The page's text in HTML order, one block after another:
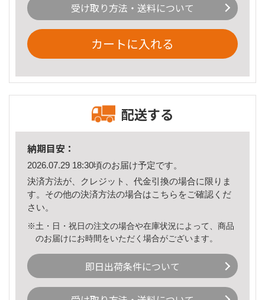
受け取り方法・送料について
カートに入れる
配送する
納期目安：
2026.07.29 18:30頃のお届け予定です。
決済方法が、クレジット、代金引換の場合に限りま
す。その他の決済方法の場合はこちら をご確認くだ
さい。
※土・日・祝日の注文の場合や在庫状況によって、商品
のお届けにお時間をいただく場合がございます。
即日出荷条件について